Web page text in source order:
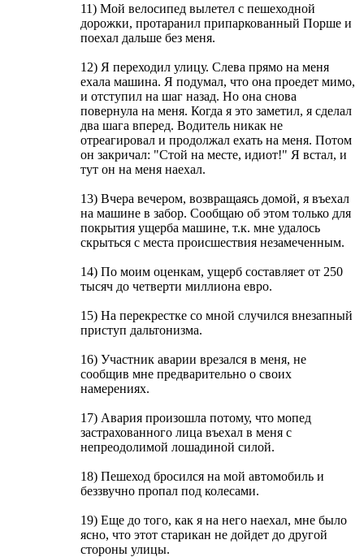
11) Мой велосипед вылетел с пешеходной
дорожки, протаранил припаркованный Порше и
поехал дальше без меня.
12) Я переходил улицу. Слева прямо на меня
ехала машина. Я подумал, что она проедет мимо,
и отступил на шаг назад. Но она снова
повернула на меня. Когда я это заметил, я сделал
два шага вперед. Водитель никак не
отреагировал и продолжал ехать на меня. Потом
он закричал: "Стой на месте, идиот!" Я встал, и
тут он на меня наехал.
13) Вчера вечером, возвращаясь домой, я въехал
на машине в забор. Сообщаю об этом только для
покрытия ущерба машине, т.к. мне удалось
скрыться с места происшествия незамеченным.
14) По моим оценкам, ущерб составляет от 250
тысяч до четверти миллиона евро.
15) На перекрестке со мной случился внезапный
приступ дальтонизма.
16) Участник аварии врезался в меня, не
сообщив мне предварительно о своих
намерениях.
17) Авария произошла потому, что мопед
застрахованного лица въехал в меня с
непреодолимой лошадиной силой.
18) Пешеход бросился на мой автомобиль и
беззвучно пропал под колесами.
19) Еще до того, как я на него наехал, мне было
ясно, что этот старикан не дойдет до другой
стороны улицы.